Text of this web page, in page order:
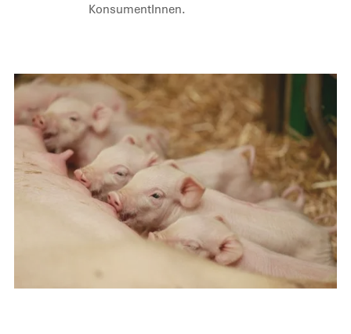
KonsumentInnen.